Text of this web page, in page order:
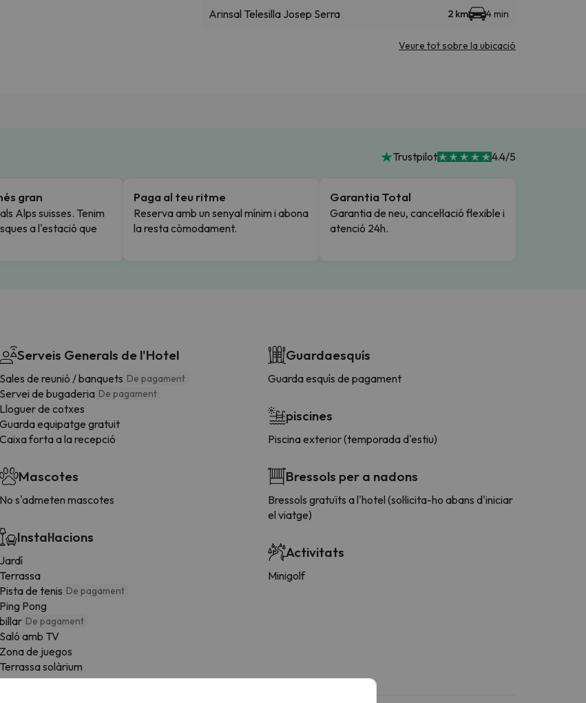
Arinsal Telesilla Josep Serra 2 km 4 min
Veure tot sobre la ubicació
Trustpilot 4.4/5
gran
Alps suisses. Tenim
a l'estació que
Paga al teu ritme
Reserva amb un senyal mínim i abona
la resta còmodament.
Garantia Total
Garantia de neu, cancel·lació flexible i
atenció 24h.
Serveis Generals de l'Hotel
Sales de reunió / banquets De pagament
Servei de bugaderia De pagament
Lloguer de cotxes
Guarda equipatge gratuit
Caixa forta a la recepció
Mascotes
No s'admeten mascotes
Instal·lacions
Jardí
Terrassa
Pista de tenis De pagament
Ping Pong
billar De pagament
Saló amb TV
Zona de juegos
Terrassa solàrium
Guardaesquís
Guarda esquís de pagament
piscines
Piscina exterior (temporada d'estiu)
Bressols per a nadons
Bressols gratuïts a l'hotel (sol·licita-ho abans d'iniciar
el viatge)
Activitats
Minigolf